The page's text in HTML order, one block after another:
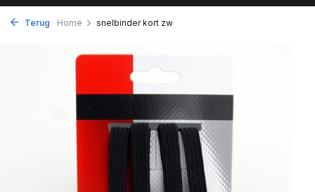
Terug Home snelbinder kort zw